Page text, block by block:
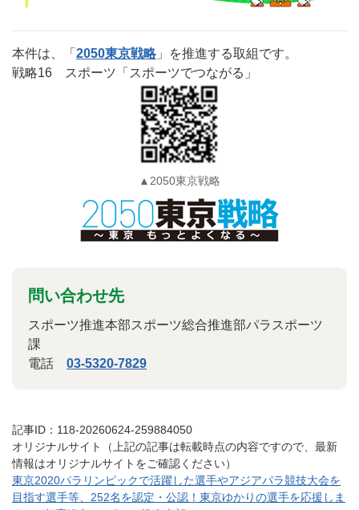
本件は、「 2050東京戦略」を推進する取組です。
戦略16 スポーツ「スポーツでつながる」
▲2050東京戦略
問い合わせ先
スポーツ推進本部スポーツ総合推進部パラスポーツ
課
電話 03-5320-7829
記事ID：118-20260624-259884050
オリジナルサイト（上記の記事は転載時点の内容ですので、最新
情報はオリジナルサイトをご確認ください）
東京2020パラリンピックで活躍した選手やアジアパラ競技大会を
目指す選手等、252名を認定・公認！東京ゆかりの選手を応援しま